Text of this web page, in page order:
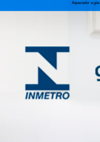
Aquecedor a gás